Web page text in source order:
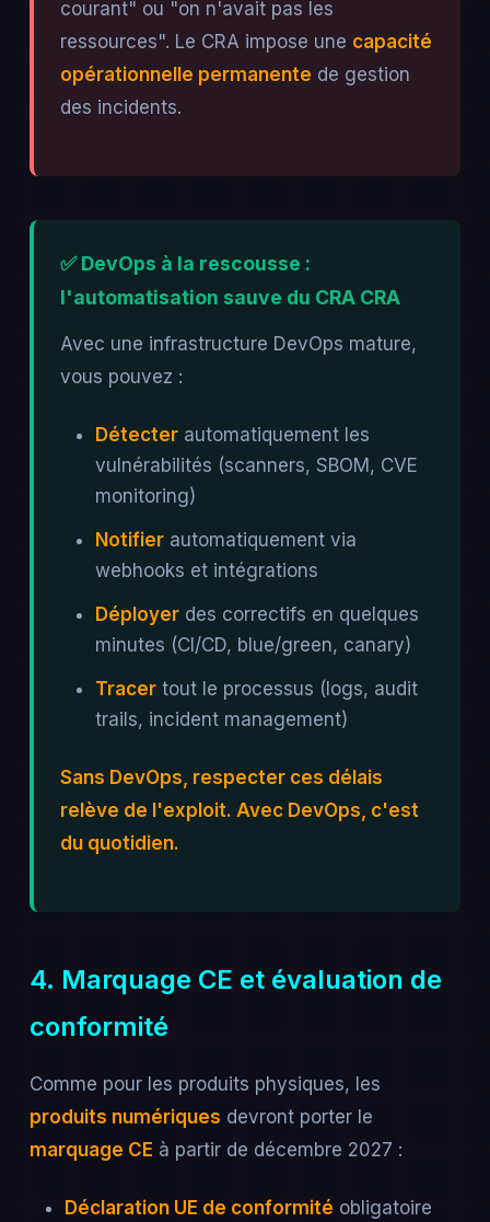
courant" ou "on n'avait pas les
ressources". Le CRA impose une capacité
opérationnelle permanente de gestion
des incidents.
✅ DevOps à la rescousse :
l'automatisation sauve du CRA CRA
Avec une infrastructure DevOps mature,
vous pouvez :
Détecterautomatiquement les
vulnérabilités (scanners, SBOM, CVE
monitoring)
Notifierautomatiquement via
webhooks et intégrations
Déployerdes correctifs en quelques
minutes (CI/CD, blue/green, canary)
Tracertout le processus (logs, audit
trails, incident management)
Sans DevOps, respecter ces délais
relève de l'exploit. Avec DevOps, c'est
du quotidien.
4. Marquage CE et évaluation de
conformité
Comme pour les produits physiques, les
produits numériques devront porter le
marquage CE à partir de décembre 2027 :
Déclaration UE de conformité obligatoire